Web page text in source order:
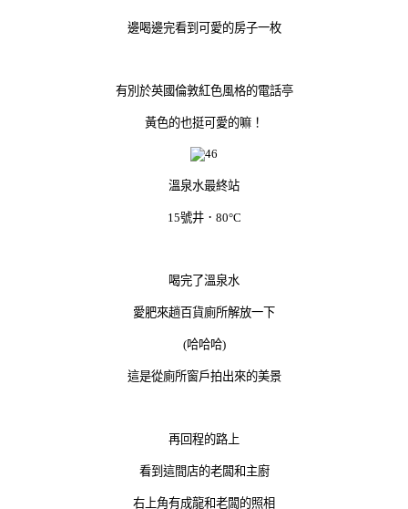
邊喝邊完看到可愛的房子一枚
有別於英國倫敦紅色風格的電話亭
黃色的也挺可愛的嘛！
溫泉水最終站
15號井．80°C
喝完了溫泉水
愛肥來趟百貨廁所解放一下
(哈哈哈)
這是從廁所窗戶拍出來的美景
再回程的路上
看到這間店的老闆和主廚
右上角有成龍和老闆的照相